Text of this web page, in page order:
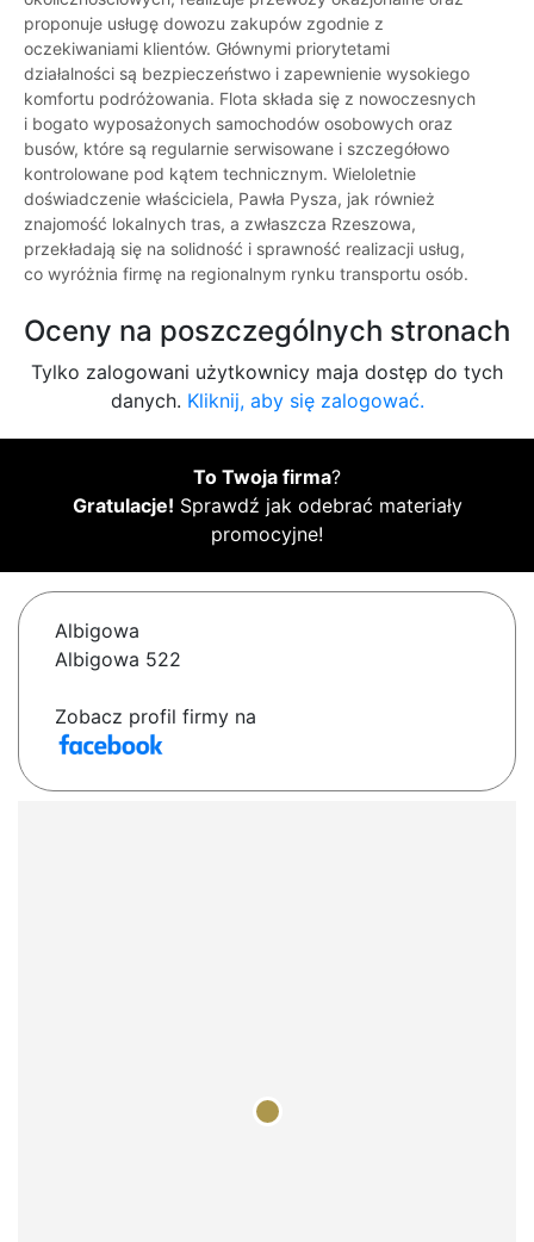
proponuje usługę dowozu zakupów zgodnie z
oczekiwaniami klientów. Głównymi priorytetami
działalności są bezpieczeństwo i zapewnienie wysokiego
komfortu podróżowania. Flota składa się z nowoczesnych
i bogato wyposażonych samochodów osobowych oraz
busów, które są regularnie serwisowane i szczegółowo
kontrolowane pod kątem technicznym. Wieloletnie
doświadczenie właściciela, Pawła Pysza, jak również
znajomość lokalnych tras, a zwłaszcza Rzeszowa,
przekładają się na solidność i sprawność realizacji usług,
co wyróżnia firmę na regionalnym rynku transportu osób.
Oceny na poszczególnych stronach
Tylko zalogowani użytkownicy maja dostęp do tych
danych. Kliknij, aby się zalogować.
To Twoja firma?
Gratulacje! Sprawdź jak odebrać materiały
promocyjne!
Albigowa
Albigowa 522
Zobacz profil firmy na